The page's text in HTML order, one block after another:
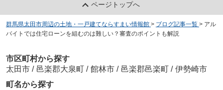
ページトップへ
群馬県太田市周辺の土地・一戸建てならすまい情報館 > ブログ記事一覧 > アル
バイトでは住宅ローンを組むのは難しい？審査のポイントも解説
市区町村から探す
太田市 / 邑楽郡大泉町 / 館林市 / 邑楽郡邑楽町 / 伊勢崎市
町名から探す